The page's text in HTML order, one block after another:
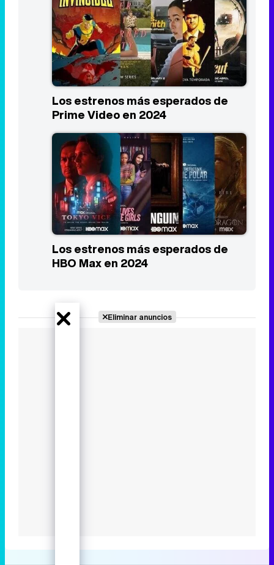
Los estrenos más esperados de
Prime Video en 2024
Los estrenos más esperados de
HBO Max en 2024
Eliminar anuncios